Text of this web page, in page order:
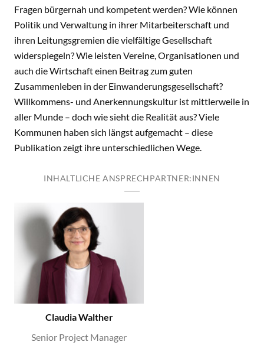
Fragen bürgernah und kompetent werden? Wie können
Politik und Verwaltung in ihrer Mitarbeiterschaft und
ihren Leitungsgremien die vielfältige Gesellschaft
widerspiegeln? Wie leisten Vereine, Organisationen und
auch die Wirtschaft einen Beitrag zum guten
Zusammenleben in der Einwanderungsgesellschaft?
Willkommens- und Anerkennungskultur ist mittlerweile in
aller Munde – doch wie sieht die Realität aus? Viele
Kommunen haben sich längst aufgemacht – diese
Publikation zeigt ihre unterschiedlichen Wege.
INHALTLICHE ANSPRECHPARTNER:INNEN
Claudia Walther
Senior Project Manager